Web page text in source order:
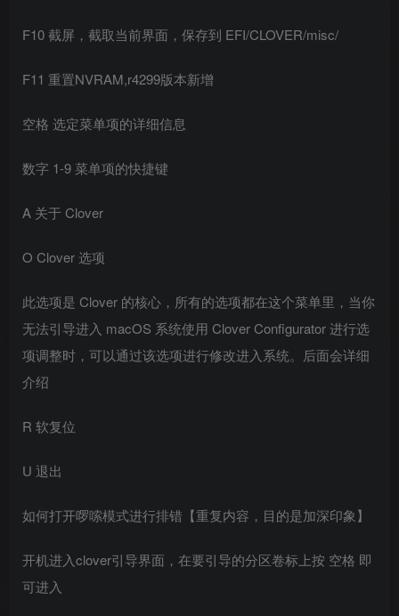
F10 截屏，截取当前界面，保存到 EFI/CLOVER/misc/
F11 重置NVRAM,r4299版本新增
空格 选定菜单项的详细信息
数字 1-9 菜单项的快捷键
A 关于 Clover
O Clover 选项
此选项是 Clover 的核心，所有的选项都在这个菜单里，当你
无法引导进入 macOS 系统使用 Clover Configurator 进行选
项调整时，可以通过该选项进行修改进入系统。后面会详细
介绍
R 软复位
U 退出
如何打开啰嗦模式进行排错【重复内容，目的是加深印象】
开机进入clover引导界面，在要引导的分区卷标上按 空格 即
可进入